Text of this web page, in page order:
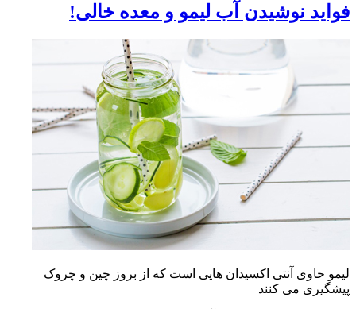
فواید نوشیدن آب لیمو و معده خالی!
لیمو حاوی آنتی اکسیدان هایی است که از بروز چین و چروک
پیشگیری می کنند